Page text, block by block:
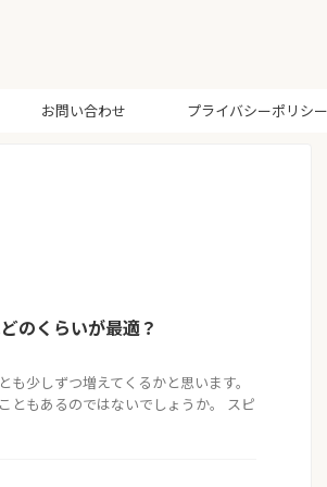
お問い合わせ プライバシーポリシー
のくらいが最適？
少しずつ増えてくるかと思います。
ともあるのではないでしょうか。 スピ